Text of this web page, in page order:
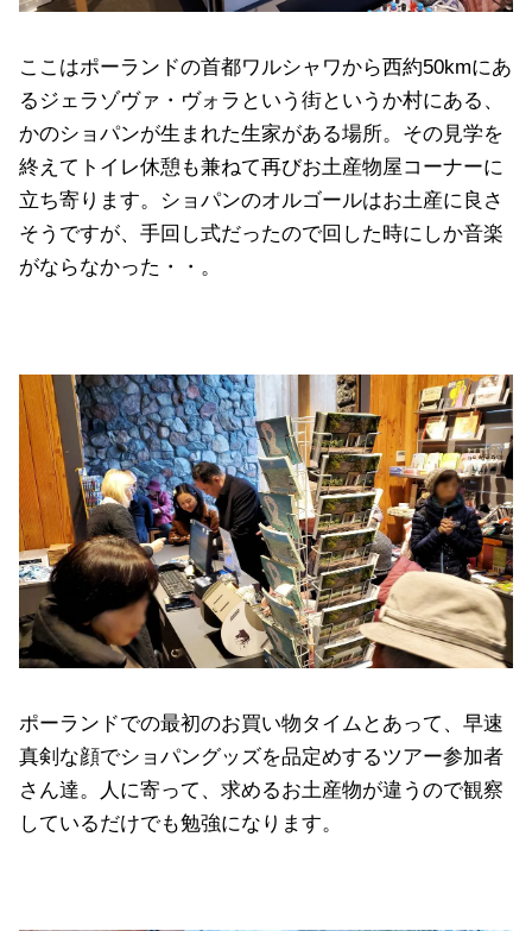
ここはポーランドの首都ワルシャワから西約50kmにあ
るジェラゾヴァ・ヴォラという街というか村にある、
かのショパンが生まれた生家がある場所。その見学を
終えてトイレ休憩も兼ねて再びお土産物屋コーナーに
立ち寄ります。ショパンのオルゴールはお土産に良さ
そうですが、手回し式だったので回した時にしか音楽
がならなかった・・。
ポーランドでの最初のお買い物タイムとあって、早速
真剣な顔でショパングッズを品定めするツアー参加者
さん達。人に寄って、求めるお土産物が違うので観察
しているだけでも勉強になります。